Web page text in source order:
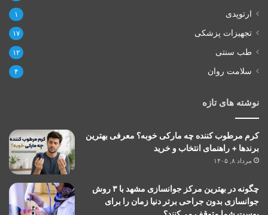
ارتوپدی ۱
تجهیزات پزشکی ۱۷
طب سنتی ۱۲
سلامت روان ۴
نوشته های تازه
کرم مرطوب کننده چه مارکی خوبه؟ معرفی بهترین
برندها + راهنمای انتخاب و خرید
مرداد ۸, ۱۴۰۵
چگونه در بهترین مرکز جوانسازی مشهد با ۳ روش
جوانسازی بدون جراحی برتر دنیا زمان را برای